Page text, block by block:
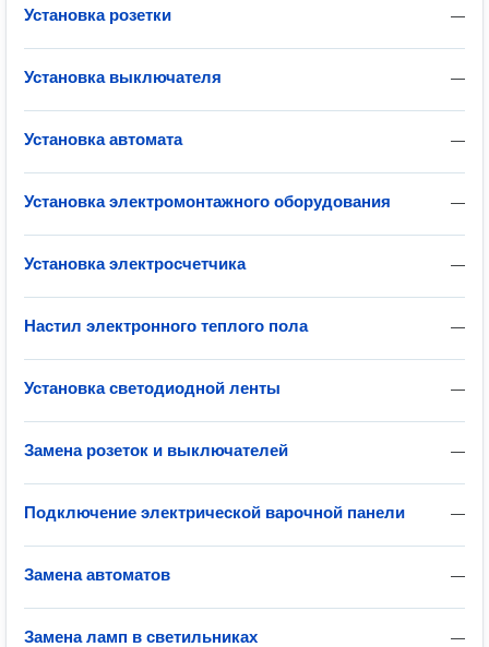
—
Установка розетки
—
Установка выключателя
—
Установка автомата
—
Установка электромонтажного оборудования
—
Установка электросчетчика
—
Настил электронного теплого пола
—
Установка светодиодной ленты
—
Замена розеток и выключателей
—
Подключение электрической варочной панели
—
Замена автоматов
—
Замена ламп в светильниках